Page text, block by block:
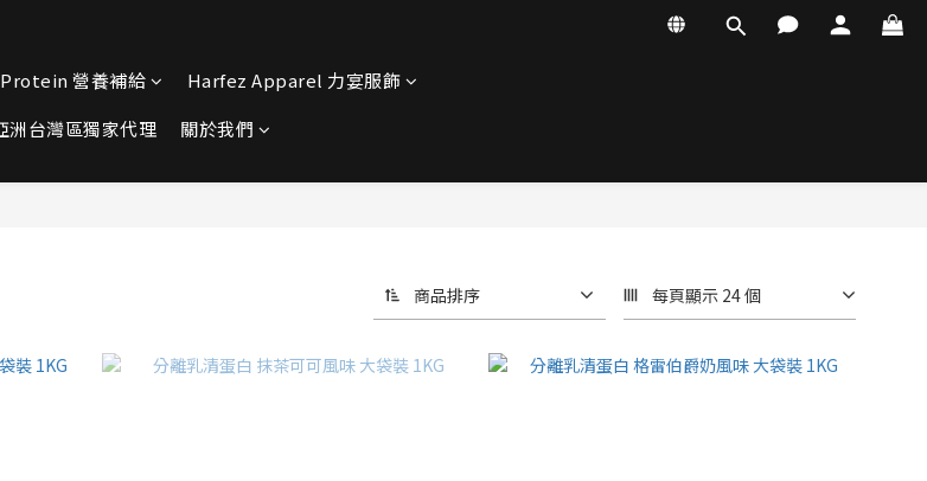
營養補給
Harfez Apparel 力宴服飾
洲台灣區獨家代理 關於我們
商品排序 每頁顯示 24 個